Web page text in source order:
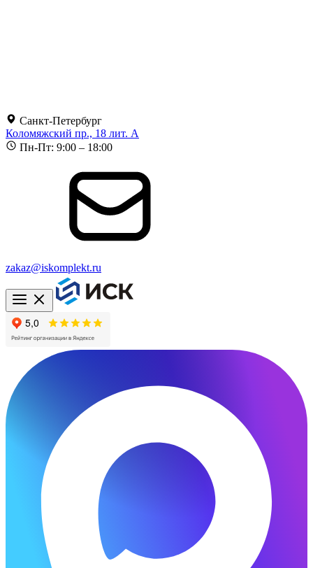
Санкт-Петербург
Коломяжский пр., 18 лит. А
Пн-Пт: 9:00 – 18:00
zakaz@iskomplekt.ru